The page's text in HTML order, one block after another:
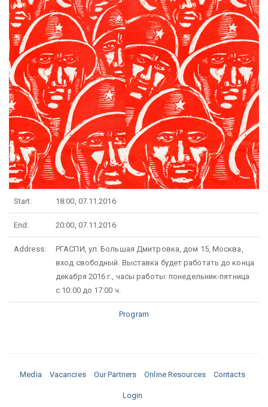
Start: 18:00, 07.11.2016
End: 20:00, 07.11.2016
Address:
РГАСПИ, ул. Большая Дмитровка, дом 15, Москва,
вход свободный. Выставка будет работать до конца
декабря 2016 г., часы работы: понедельник-пятница
с 10:00 до 17:00 ч.
Program
Media Vacancies Our Partners Online Resources Contacts
Login